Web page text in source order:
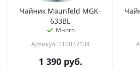
Чайник Maunfeld MGK-
633BL
Много
Артикул: 110037134
1 390руб.